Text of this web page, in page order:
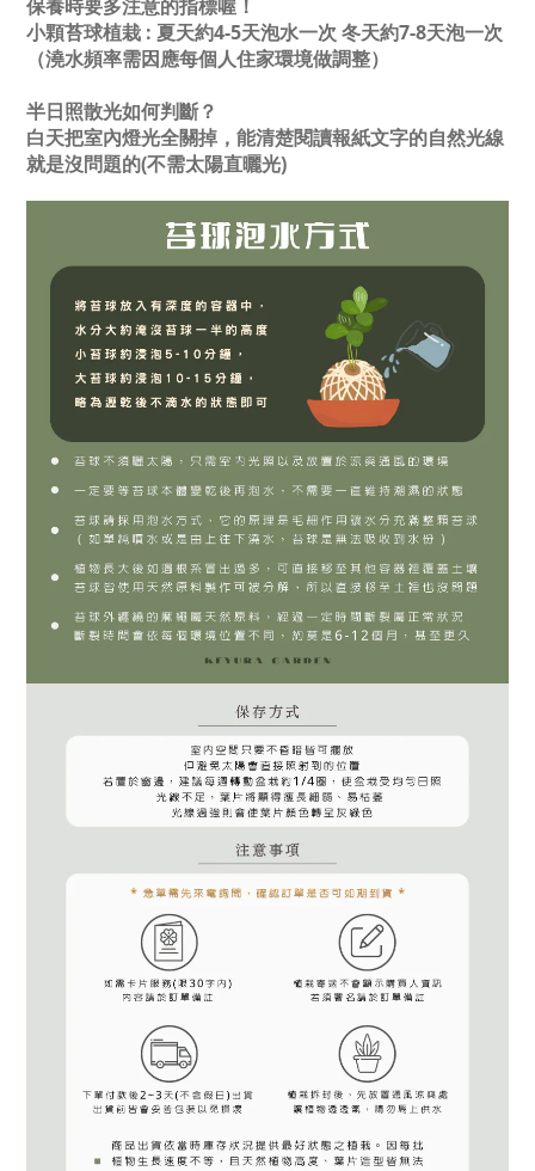
保養時要多注意的指標喔！
小顆苔球植栽 : 夏天約4-5天泡水一次 冬天約7-8天泡一次
（澆水頻率需因應每個人住家環境做調整）
半日照散光如何判斷？
白天把室內燈光全關掉，能清楚閱讀報紙文字的自然光線
就是沒問題的(不需太陽直曬光)